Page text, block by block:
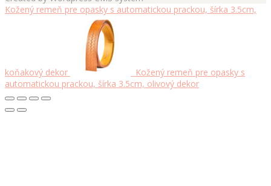
Kožený remeň pre opasky s automatickou prackou, šírka 3.5cm,
koňakový dekor
Kožený remeň pre opasky s
automatickou prackou, šírka 3.5cm, olivový dekor